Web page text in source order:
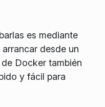
es mediante
desde un
Docker también
y fácil para